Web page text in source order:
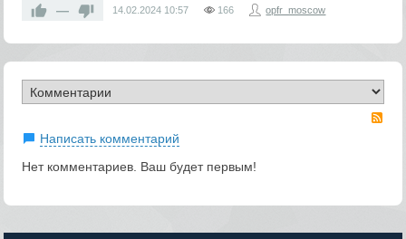
— 14.02.2024 10:57 166 opfr_moscow
Написать комментарий
Нет комментариев. Ваш будет первым!